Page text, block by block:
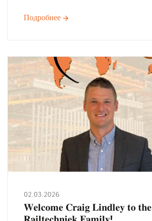
Подробнеео
𝗙𝗘𝗡𝗦𝗧𝗘𝗥𝗕𝗔𝗨
𝗙𝗥𝗢𝗡𝗧𝗔𝗟𝗘
𝟮𝟬𝟮𝟲!
02.03.2026
𝐖𝐞𝐥𝐜𝐨𝐦𝐞 𝐂𝐫𝐚𝐢𝐠 𝐋𝐢𝐧𝐝𝐥𝐞𝐲 𝐭𝐨 𝐭𝐡𝐞